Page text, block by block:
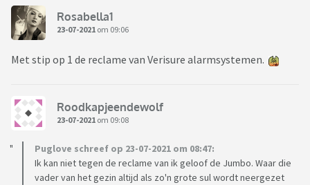
Rosabella1
23-07-2021 om 09:06
Met stip op 1 de reclame van Verisure alarmsystemen.
Roodkapjeendewolf
23-07-2021 om 09:08
Puglove schreef op 23-07-2021 om 08:47:
Ik kan niet tegen de reclame van ik geloof de Jumbo. Waar die
vader van het gezin altijd als zo'n grote sul wordt neergezet